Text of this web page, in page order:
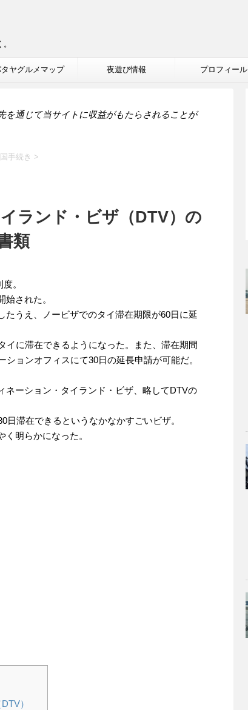
ヤグルメマップ 夜遊び情報 プロフィール
を通じて当サイトに収益がもたらされることが
手続き >
ランド・ビザ（DTV）の
類
。
された。
うえ、ノービザでのタイ滞在期限が60日に延
イに滞在できるようになった。また、滞在期間
ョンオフィスにて30日の延長申請が可能だ。
ネーション・タイランド・ビザ、略してDTVの
滞在できるというなかなかすごいビザ。
明らかになった。
）